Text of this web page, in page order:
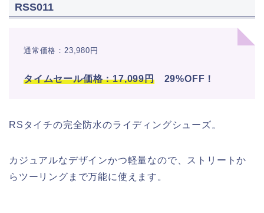
RSS011
通常価格：23,980円
タイムセール価格：17,099円 29%OFF！
RSタイチの完全防水のライディングシューズ。
カジュアルなデザインかつ軽量なので、ストリートか
らツーリングまで万能に使えます。